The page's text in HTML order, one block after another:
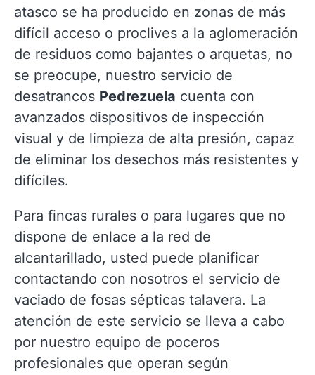
atasco se ha producido en zonas de más
difícil acceso o proclives a la aglomeración
de residuos como bajantes o arquetas, no
se preocupe, nuestro servicio de
desatrancos Pedrezuela cuenta con
avanzados dispositivos de inspección
visual y de limpieza de alta presión, capaz
de eliminar los desechos más resistentes y
difíciles.
Para fincas rurales o para lugares que no
dispone de enlace a la red de
alcantarillado, usted puede planificar
contactando con nosotros el servicio de
vaciado de fosas sépticas talavera. La
atención de este servicio se lleva a cabo
por nuestro equipo de poceros
profesionales que operan según